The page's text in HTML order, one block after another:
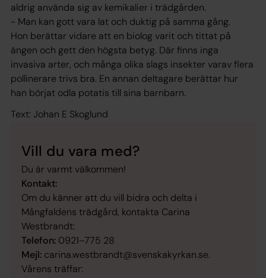
aldrig använda sig av kemikalier i trädgården.
- Man kan gott vara lat och duktig på samma gång.
Hon berättar vidare att en biolog varit och tittat på
ängen och gett den högsta betyg. Där finns inga
invasiva arter, och många olika slags insekter varav flera
pollinerare trivs bra. En annan deltagare berättar hur
han börjat odla potatis till sina barnbarn.
Text: Johan E Skoglund
Vill du vara med?
Du är varmt välkommen!
Kontakt:
Om du känner att du vill bidra och delta i
Mångfaldens trädgård, kontakta Carina
Westbrandt:
Telefon: 0921–775 28
Mejl: carina.westbrandt@svenskakyrkan.se.
Vårens träffar: